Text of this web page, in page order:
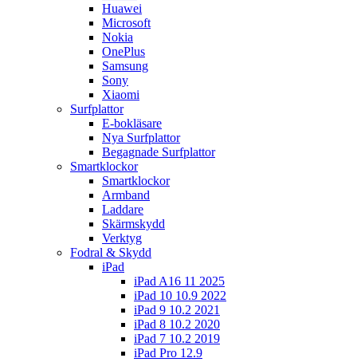
Huawei
Microsoft
Nokia
OnePlus
Samsung
Sony
Xiaomi
Surfplattor
E-bokläsare
Nya Surfplattor
Begagnade Surfplattor
Smartklockor
Smartklockor
Armband
Laddare
Skärmskydd
Verktyg
Fodral & Skydd
iPad
iPad A16 11 2025
iPad 10 10.9 2022
iPad 9 10.2 2021
iPad 8 10.2 2020
iPad 7 10.2 2019
iPad Pro 12.9